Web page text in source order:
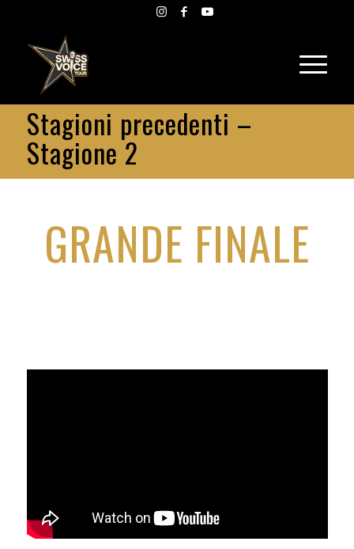
Stagioni precedenti –
Stagione 2
GRANDE FINALE